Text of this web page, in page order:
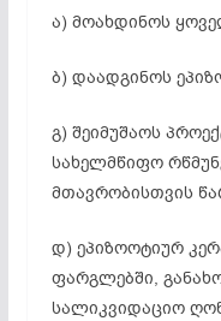
ა) მოახდინოს
ბ) დაადგინოს
გ) შეიმუშაოს
სახელმწიფო
მთავრობისთვის
დ) ეპიზოოტიურ
ფარგლებში,
სალიკვიდაციო